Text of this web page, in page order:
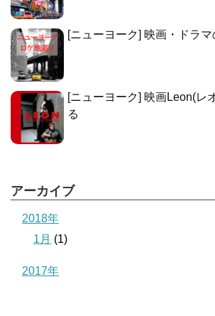
[ニューヨーク] 映画・ドラマ
[ニューヨーク] 映画Leon(レ
る
アーカイブ
2018年
1月 (1)
2017年